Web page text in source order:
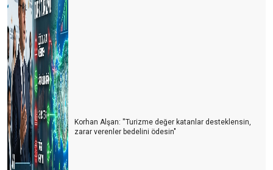
Korhan Alşan: ''Turizme değer katanlar desteklensin,
zarar verenler bedelini ödesin"